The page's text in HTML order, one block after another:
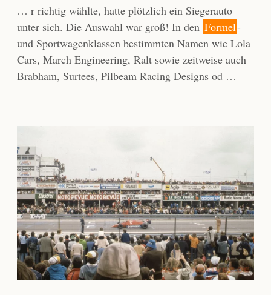
… r richtig wählte, hatte plötzlich ein Siegerauto
unter sich. Die Auswahl war groß! In den Formel-
und Sportwagenklassen bestimmten Namen wie Lola
Cars, March Engineering, Ralt sowie zeitweise auch
Brabham, Surtees, Pilbeam Racing Designs od …